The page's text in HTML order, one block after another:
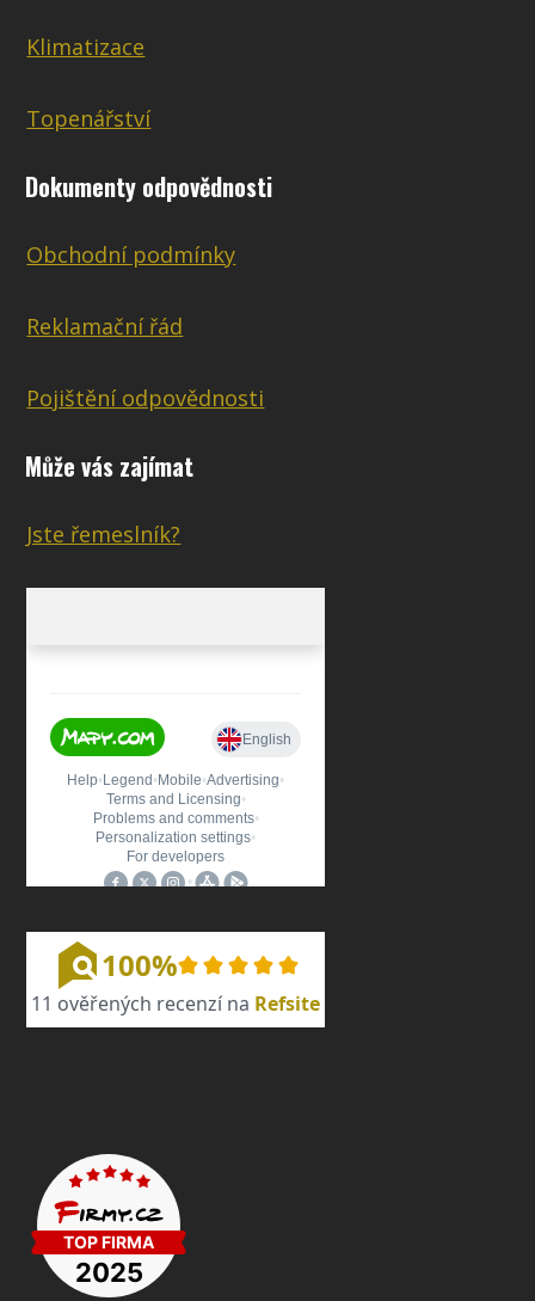
Klimatizace
Topenářství
Dokumenty odpovědnosti
Obchodní podmínky
Reklamační řád
Pojištění odpovědnosti
Může vás zajímat
Jste řemeslník?